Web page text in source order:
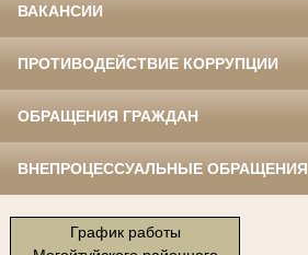
ВАКАНСИИ
ПРОТИВОДЕЙСТВИЕ КОРРУПЦИИ
ОБРАЩЕНИЯ ГРАЖДАН
ВНЕПРОЦЕССУАЛЬНЫЕ ОБРАЩЕНИЯ
График работы